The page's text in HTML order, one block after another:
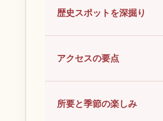
歴史スポットを深掘り
アクセスの要点
所要と季節の楽しみ